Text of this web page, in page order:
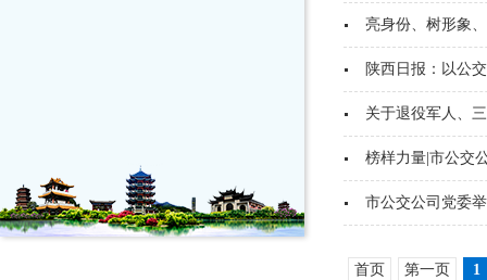
亮身份、树形象
陕西日报：以公
关于退役军人、
榜样力量|市公交
市公交公司党委
首页 第一页 1